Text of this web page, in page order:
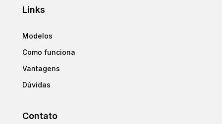
Links
Modelos
Como funciona
Vantagens
Dúvidas
Contato